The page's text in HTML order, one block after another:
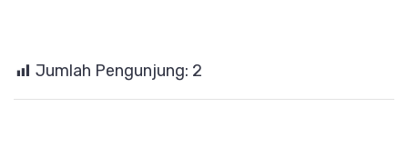
Jumlah Pengunjung: 2